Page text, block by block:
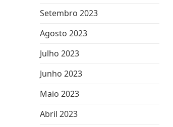
Setembro 2023
Agosto 2023
Julho 2023
Junho 2023
Maio 2023
Abril 2023